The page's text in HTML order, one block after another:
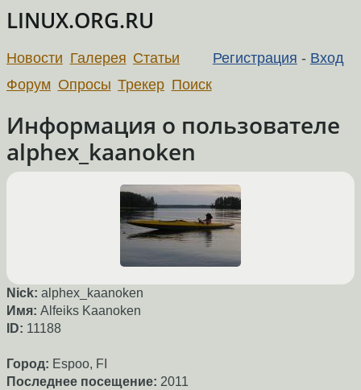
LINUX.ORG.RU
Регистрация - Вход
Новости Галерея Статьи
Форум Опросы Трекер Поиск
Информация о пользователе
alphex_kaanoken
Nick: alphex_kaanoken
Имя: Alfeiks Kaanoken
ID: 11188
Город: Espoo, FI
Последнее посещение: 2011